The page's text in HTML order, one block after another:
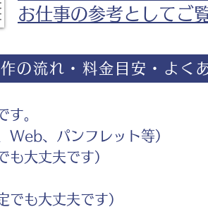
お仕事の参考としてご
の流れ・料金目安・よく
す。
、パンフレット等）
大丈夫です）
も大丈夫です）